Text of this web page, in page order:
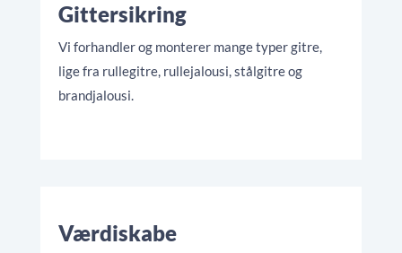
Gittersikring
Vi forhandler og monterer mange typer gitre,
lige fra rullegitre, rullejalousi, stålgitre og
brandjalousi.
Værdiskabe